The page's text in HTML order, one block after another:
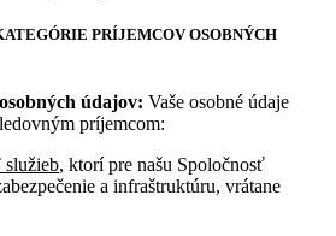
PRÍJEMCOV OSOBNÝCH
údajov: Vaše osobné údaje
príjemcom:
, ktorí pre našu Spoločnosť
a infraštruktúru, vrátane